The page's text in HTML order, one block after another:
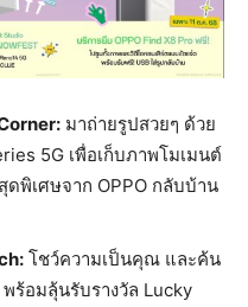
มาถ่ายรูปสวยๆ ด้วย
5G เพื่อเก็บภาพโมเมนต์
ดพิเศษจาก OPPO กลับบ้าน
โชว์ความเป็นคุณ และค้น
ร้อมลุ้นรับรางวัล Lucky